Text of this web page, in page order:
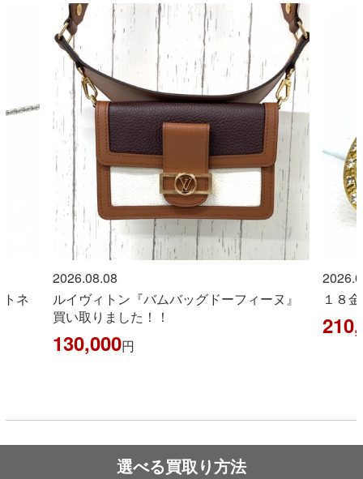
ネ
2026.08.08
ルイヴィトン『バムバッグドーフィーヌ』
買い取りました！！
130,000円
１８
選べる買取り方法